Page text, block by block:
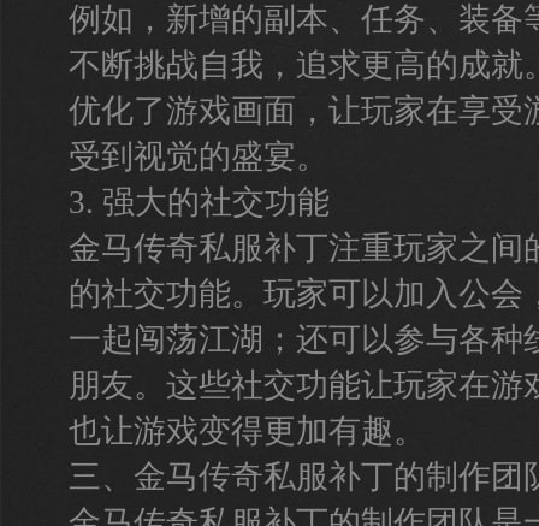
例如，新增的副本、任务、装备
不断挑战自我，追求更高的成就
优化了游戏画面，让玩家在享受
受到视觉的盛宴。
3. 强大的社交功能
金马传奇私服补丁注重玩家之间
的社交功能。玩家可以加入公会
一起闯荡江湖；还可以参与各种
朋友。这些社交功能让玩家在游
也让游戏变得更加有趣。
三、金马传奇私服补丁的制作团